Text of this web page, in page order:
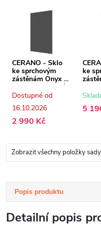
CERANO - Sklo
ke sprchovým
zástěnám Onyx -
8 mm - grafitové
sklo - 80x200 cm
Dostupné od
16.10.2026
2 990 Kč
ke
8
sklo -
5
Zobrazit všechny položky sady
Popis produktu
Detailní popis